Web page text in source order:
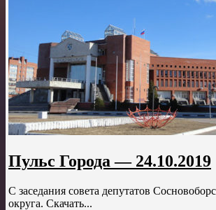
Пульс Города — 24.10.2019
С заседания совета депутатов
округа. Скачать...